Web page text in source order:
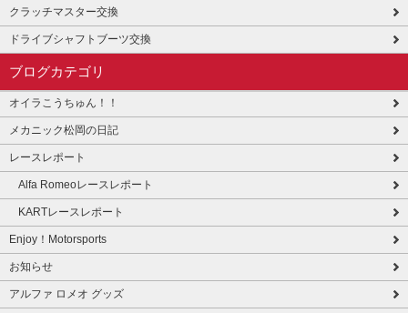
クラッチマスター交換
ドライブシャフトブーツ交換
ブログカテゴリ
オイラこうちゅん！！
メカニック松岡の日記
レースレポート
Alfa Romeoレースレポート
KARTレースレポート
Enjoy！Motorsports
お知らせ
アルファ ロメオ グッズ